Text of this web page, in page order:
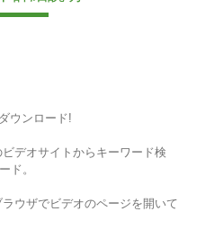
ウンロード!
デオサイトからキーワード検
ド。
ウザでビデオのページを開いて